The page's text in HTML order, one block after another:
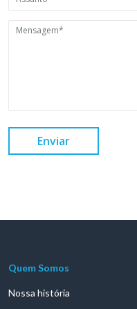
Enviar
Quem Somos
Nossa história